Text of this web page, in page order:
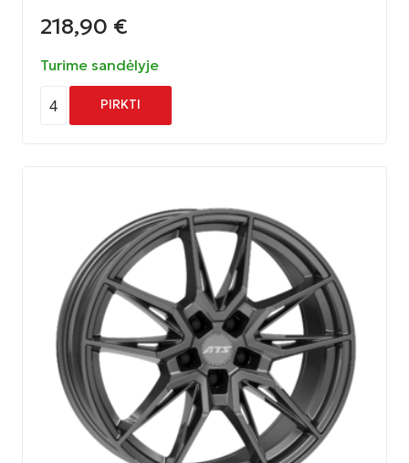
218,90 €
Turime sandėlyje
4 PIRKTI